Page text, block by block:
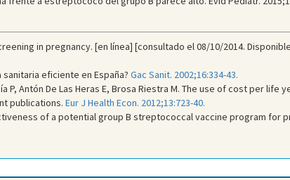
in pregnancy. [en línea] [consultado el 08/10/2014. Disponible
sanitaria eficiente en España? Gac Sanit. 2002;16:334-43.
Antón De Las Heras E, Brosa Riestra M. The use of cost per life
publications. Eur J Health Econ. 2012;13:723-40.
of a potential group B streptococcal vaccine program for